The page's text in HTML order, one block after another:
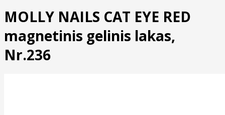
MOLLY NAILS CAT EYE RED
magnetinis gelinis lakas,
Nr.236